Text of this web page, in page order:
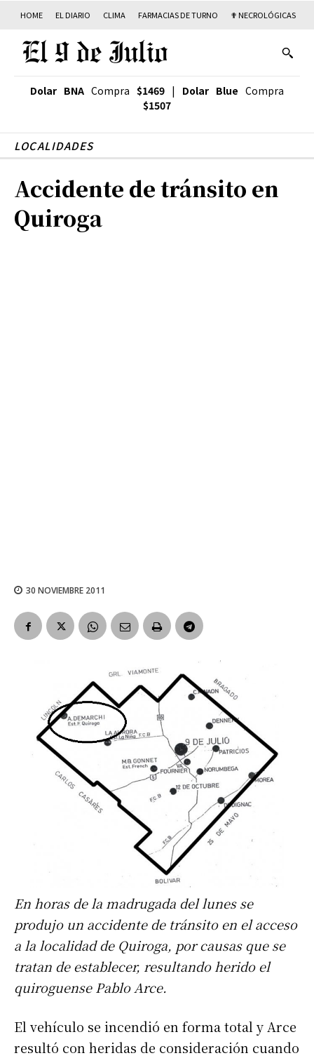
HOME EL DIARIO CLIMA FARMACIAS DE TURNO ✟ NECROLÓGICAS
Dolar BNA Compra $1469 | Dolar Blue Compra
$1507
LOCALIDADES
Accidente de tránsito en
Quiroga
30 NOVIEMBRE 2011
En horas de la madrugada del lunes se
produjo un accidente de tránsito en el acceso
a la localidad de Quiroga, por causas que se
tratan de establecer, resultando herido el
quiroguense Pablo Arce.
El vehículo se incendió en forma total y Arce
resultó con heridas de consideración cuando